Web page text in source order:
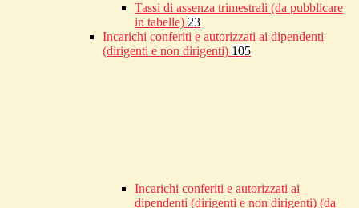
Tassi di assenza trimestrali (da pubblicare
in tabelle) 23
Incarichi conferiti e autorizzati ai dipendenti
(dirigenti e non dirigenti) 105
Incarichi conferiti e autorizzati ai
dipendenti (dirigenti e non dirigenti) (da